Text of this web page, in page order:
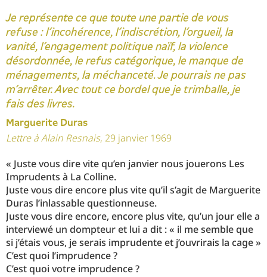
Je représente ce que toute une partie de vous
refuse : l’incohérence, l’indiscrétion, l’orgueil, la
vanité, l’engagement politique naïf, la violence
désordonnée, le refus catégorique, le manque de
ménagements, la méchanceté. Je pourrais ne pas
m’arrêter. Avec tout ce bordel que je trimballe, je
fais des livres.
Marguerite Duras
Lettre à Alain Resnais, 29 janvier 1969
« Juste vous dire vite qu’en janvier nous jouerons Les
Imprudents à La Colline.
Juste vous dire encore plus vite qu’il s’agit de Marguerite
Duras l’inlassable questionneuse.
Juste vous dire encore, encore plus vite, qu’un jour elle a
interviewé un dompteur et lui a dit : « il me semble que
si j’étais vous, je serais imprudente et j’ouvrirais la cage »
C’est quoi l’imprudence ?
C’est quoi votre imprudence ?